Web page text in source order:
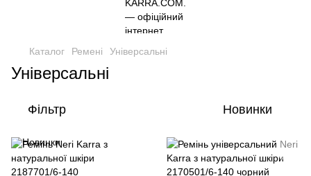
Каталог Ремені Універсальні
Універсальні
Фільтр Новинки